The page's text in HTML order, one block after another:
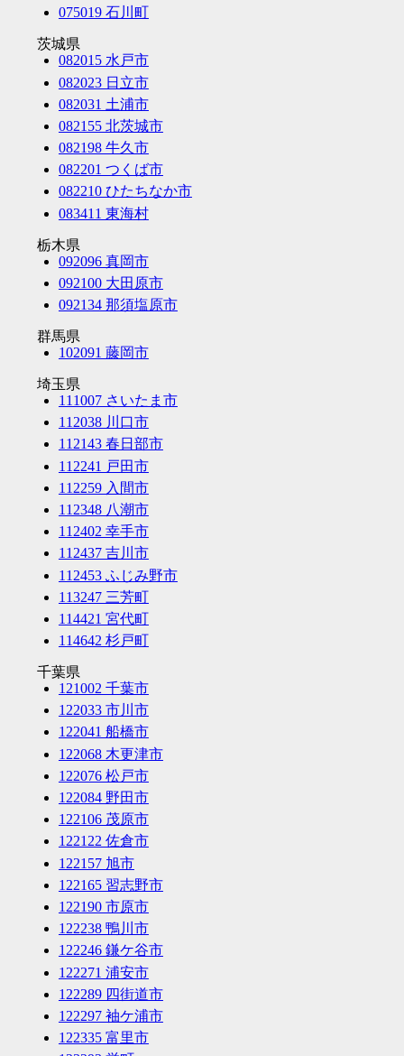
075019 石川町
茨城県
082015 水戸市
082023 日立市
082031 土浦市
082155 北茨城市
082198 牛久市
082201 つくば市
082210 ひたちなか市
083411 東海村
栃木県
092096 真岡市
092100 大田原市
092134 那須塩原市
群馬県
102091 藤岡市
埼玉県
111007 さいたま市
112038 川口市
112143 春日部市
112241 戸田市
112259 入間市
112348 八潮市
112402 幸手市
112437 吉川市
112453 ふじみ野市
113247 三芳町
114421 宮代町
114642 杉戸町
千葉県
121002 千葉市
122033 市川市
122041 船橋市
122068 木更津市
122076 松戸市
122084 野田市
122106 茂原市
122122 佐倉市
122157 旭市
122165 習志野市
122190 市原市
122238 鴨川市
122246 鎌ケ谷市
122271 浦安市
122289 四街道市
122297 袖ケ浦市
122335 富里市